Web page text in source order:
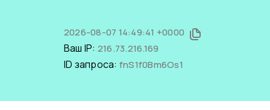
2026-08-07 14:49:41 +0000
Ваш IP: 216.73.216.169
ID запроса: fnS1f0Bm6Os1